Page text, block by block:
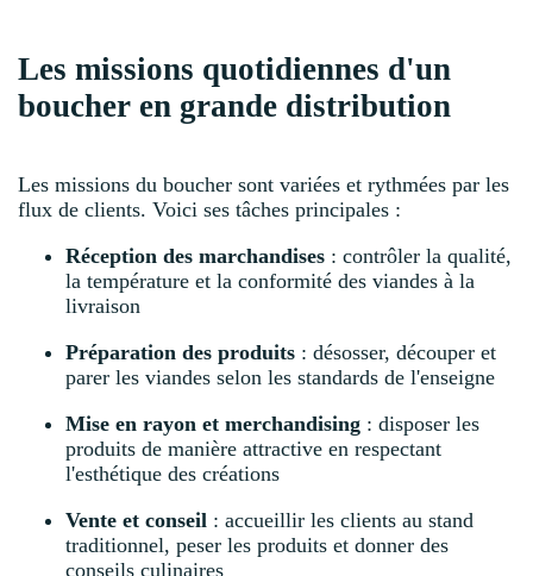
Les missions quotidiennes d'un
boucher en grande distribution
Les missions du boucher sont variées et rythmées par les
flux de clients. Voici ses tâches principales :
Réception des marchandises : contrôler la qualité,
la température et la conformité des viandes à la
livraison
Préparation des produits : désosser, découper et
parer les viandes selon les standards de l'enseigne
Mise en rayon et merchandising : disposer les
produits de manière attractive en respectant
l'esthétique des créations
Vente et conseil : accueillir les clients au stand
traditionnel, peser les produits et donner des
conseils culinaires